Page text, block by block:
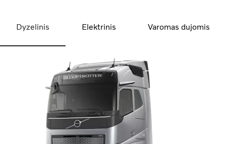
Dyzelinis Elektrinis Varomas dujomis